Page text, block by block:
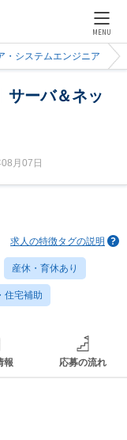
MENU
・システムエンジニア
サーバ＆ネッ
月07日
求人の特徴タグの説明
産休・育休あり
住宅補助
報 応募の流れ